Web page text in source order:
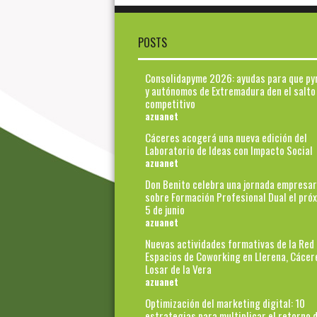
POSTS
Consolidapyme 2026: ayudas para que
y autónomos de Extremadura den el salto
competitivo
azuanet
Cáceres acogerá una nueva edición del
Laboratorio de Ideas con Impacto Social
azuanet
Don Benito celebra una jornada
sobre Formación Profesional Dual el
5 de junio
azuanet
Nuevas actividades formativas de la Red
Espacios de Coworking en Llerena,
Losar de la Vera
azuanet
Optimización del marketing digital: 10